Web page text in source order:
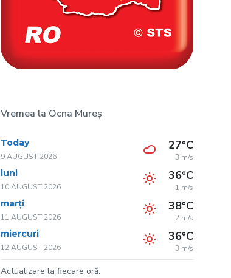
Vremea la Ocna Mureș
Today
9 AUGUST 2026
27°C
3 m/s
luni
10 AUGUST 2026
36°C
1 m/s
marți
11 AUGUST 2026
38°C
2 m/s
miercuri
12 AUGUST 2026
36°C
3 m/s
Actualizare la fiecare oră.